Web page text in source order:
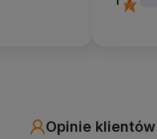
Opinie klientów